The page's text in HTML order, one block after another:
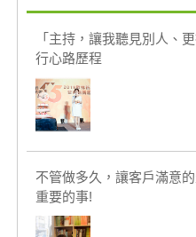
「主持，讓我聽見別人、
行心路歷程
不管做多久，讓客戶滿意
重要的事!